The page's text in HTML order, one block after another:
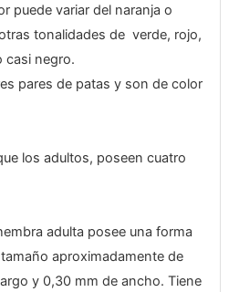
puede variar del naranja o
tonalidades de verde, rojo,
casi negro.
pares de patas y son de color
los adultos, poseen cuatro
adulta posee una forma
aproximadamente de
y 0,30 mm de ancho. Tiene